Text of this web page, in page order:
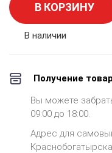
В КОРЗИНУ
В наличии
Получение
Вы можете
09:00 до 18:00.
Адрес для